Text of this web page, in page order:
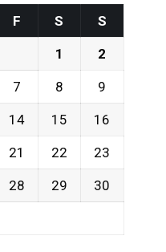
F S S
1 2
7 8 9
14 15 16
21 22 23
28 29 30